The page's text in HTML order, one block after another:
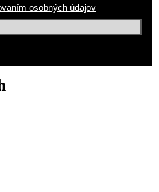
osobných údajov